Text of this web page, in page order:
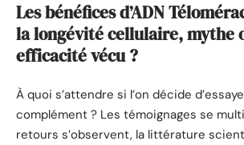
Les bénéfices d’ADN
la longévité cellulaire, mythe
efficacité vécu ?
À quoi s’attendre si l’on décide
complément ? Les témoignages se
retours s’observent, la littérature